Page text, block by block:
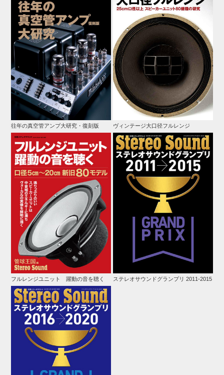
往年の真空管アンプ大研究・復刻版 ヴィンテージ大口径フルレンジ
フルレンジユニット 躍動の音を聴く ステレオサウンドグランプリ 2011-2015